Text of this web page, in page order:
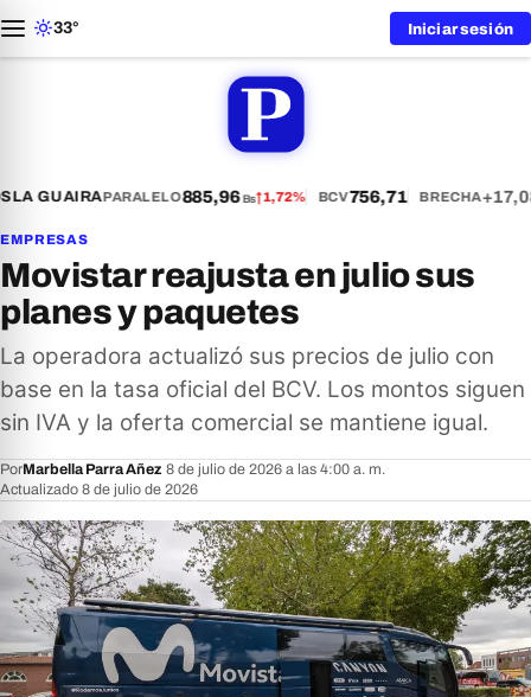
33° Iniciar sesión
LA GUAIRAPARALELO885,96Bs↑1,72% BCV756,71 BRECHA
EMPRESAS
Movistar reajusta en julio sus
planes y paquetes
La operadora actualizó sus precios de julio con
base en la tasa oficial del BCV. Los montos siguen
sin IVA y la oferta comercial se mantiene igual.
PorMarbella Parra Añez· 8 de julio de 2026 a las 4:00 a. m.
Actualizado 8 de julio de 2026